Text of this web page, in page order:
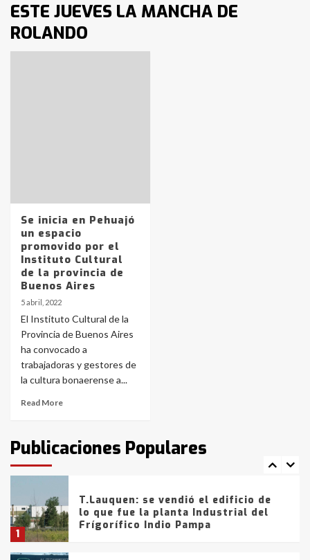
ESTE JUEVES LA MANCHA DE
ROLANDO
Se inicia en Pehuajó
un espacio
promovido por el
Instituto Cultural
de la provincia de
Buenos Aires
5 abril, 2022
El Instituto Cultural de la
Provincia de Buenos Aires
ha convocado a
trabajadoras y gestores de
la cultura bonaerense a...
Read More
Publicaciones Populares
4
5
Los precios de los combustibles en
La Pampa, desde YPF hasta Axion
6
La Bolsa de Cereales de Bahía
Blanca anticipa que Agosto vendrá
con lluvias y heladas, en gran parte
de la provincia
fueron detenidos por
comercialización de drogas en la
tarde del sábado
1
T.Lauquen: se vendió el edificio de
lo que fue la planta Industrial del
Frígorífico Indio Pampa